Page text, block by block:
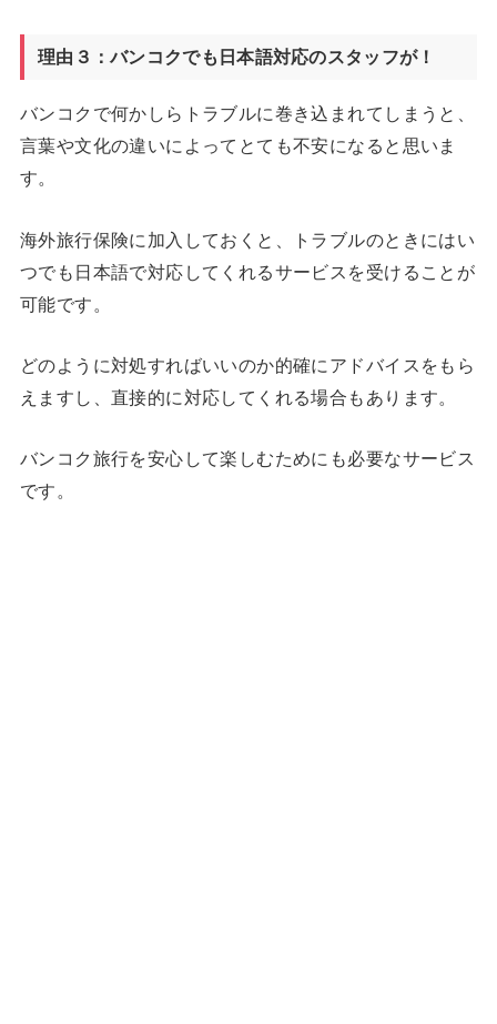
理由３：バンコクでも日本語対応のスタッフが！
バンコクで何かしらトラブルに巻き込まれてしまうと、
言葉や文化の違いによってとても不安になると思いま
す。
海外旅行保険に加入しておくと、トラブルのときにはい
つでも日本語で対応してくれるサービスを受けることが
可能です。
どのように対処すればいいのか的確にアドバイスをもら
えますし、直接的に対応してくれる場合もあります。
バンコク旅行を安心して楽しむためにも必要なサービス
です。